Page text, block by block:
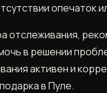
опечаток
отслеживания,
в решении
активен и
в Пуле.